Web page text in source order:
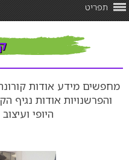
תפריט
מחפשים מידע אודות
והפרשנויות אודות נגיף
היופי